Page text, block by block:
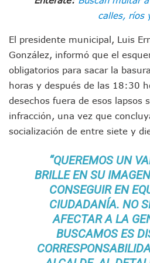
Munguía Es El Sexto
ATM Incorpora 20
Avenida Federación
Caída De “El
Mercado Vallarta
Morenistas Imparten
CEDHJ Señala
Maleza Crece En
Lluvias E
Entregan Aparato
Juan Carlos Castro
Huracán En
Viajar A Puerto
Buscan Reducir
Plantean “Ley Don
Vecinos De La Playita
Asesinan En Oaxaca
calles, ríos
El presidente municipal, Luis
González, informó que el
obligatorios para sacar la
horas y después de las 18:30
desechos fuera de esos lapsos
infracción, una vez que
socialización de entre siete y
“QUEREMOS UN
BRILLE EN SU
CONSEGUIR EN
CIUDADANÍA. NO
AFECTAR A LA
BUSCAMOS ES